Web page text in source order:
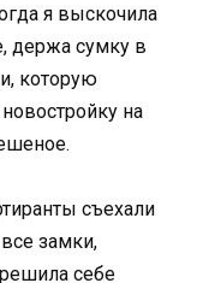
я выскочила
держа сумку в
которую
на
съехали
замки,
себе